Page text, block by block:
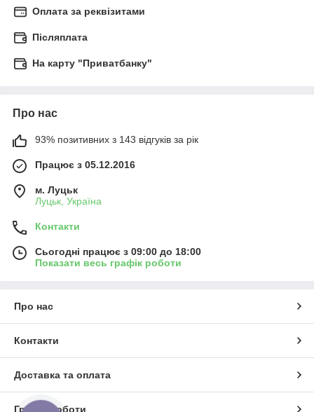
Оплата за реквізитами
Післяплата
На карту "Приватбанку"
Про нас
93% позитивних з 143 відгуків за рік
Працює з 05.12.2016
м. Луцьк
Луцьк, Україна
Контакти
Сьогодні працює з 09:00 до 18:00
Показати весь графік роботи
Про нас
Контакти
Доставка та оплата
Графік роботи